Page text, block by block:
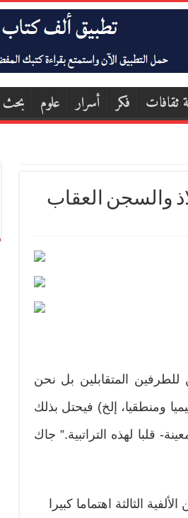
ثقافات فكر أسرار علوم بحث
والسجن العقاب
المتقابلين بل نحن
ومنطقيا، إلخ) فيحتل بذلك
قلبا لهذه التراتبية.” جاك
الثالثة اهتماما كبيرا